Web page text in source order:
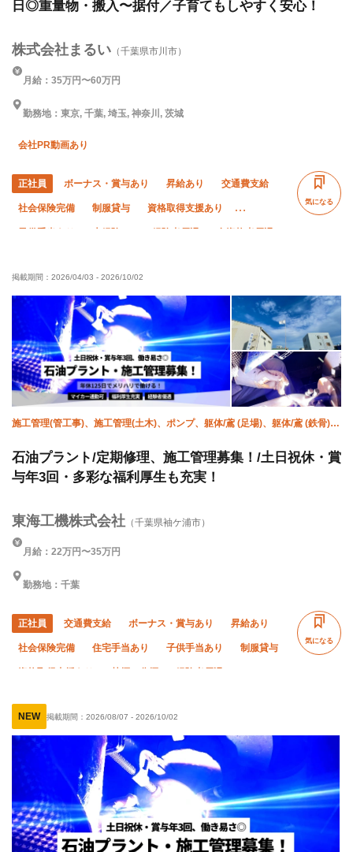
日◎重量物・搬入〜据付／子育てもしやすく安心！
株式会社まるい （千葉県市川市）
月給：35万円〜60万円
勤務地：東京, 千葉, 埼玉, 神奈川, 茨城
会社PR動画あり
正社員 ボーナス・賞与あり 昇給あり 交通費支給
社会保険完備 制服貸与 資格取得支援あり
残業月20時間以下
気になる
掲載期間： 2026/04/03 - 2026/10/02
施工管理(管工事)、施工管理(土木)、ポンプ、躯体/鳶 (足場)、躯体/鳶 (鉄骨)、
石油プラント/定期修理、施工管理募集！/土日祝休・賞
与年3回・多彩な福利厚生も充実！
東海工機株式会社 （千葉県袖ケ浦市）
月給：22万円〜35万円
勤務地：千葉
正社員 交通費支給 ボーナス・賞与あり 昇給あり
社会保険完備 住宅手当あり 子供手当あり 制服貸与
資格取得支援あり 禁煙・分煙 経験者優遇
気になる
NEW 掲載期間： 2026/08/07 - 2026/10/02